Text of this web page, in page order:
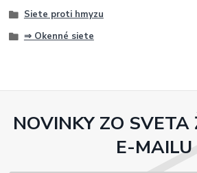
Siete proti hmyzu
⇒ Okenné siete
NOVINKY ZO SVETA
E-MAILU